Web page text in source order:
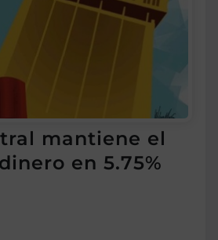
mantiene el
en 5.75%